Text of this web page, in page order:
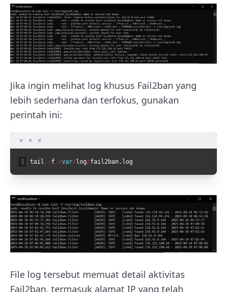
Jika ingin melihat log khusus Fail2ban yang
lebih sederhana dan terfokus, gunakan
perintah ini:
1 tail -f /var/ log/fail2ban. log
File log tersebut memuat detail aktivitas
Fail2ban, termasuk alamat IP yang telah